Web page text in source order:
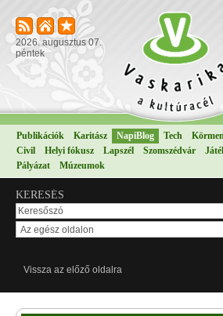
2026. augusztus 07.
péntek
Publikációk Karitász NapiBlog Tech
Civil
Helyi fókusz Lapszél Szomszédvár
Pályázat
Múzeumok
KERESÉS
Vissza az előző oldalra